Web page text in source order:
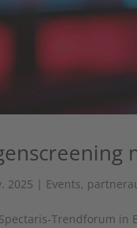
2025 | Events,
Trendforum in